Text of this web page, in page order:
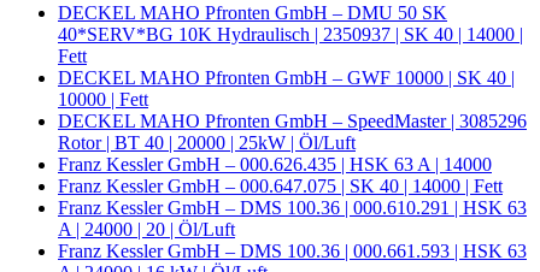
DECKEL MAHO Pfronten GmbH – DMU 50 SK
40*SERV*BG 10K Hydraulisch | 2350937 | SK 40 | 14000 |
Fett
DECKEL MAHO Pfronten GmbH – GWF 10000 | SK 40 |
10000 | Fett
DECKEL MAHO Pfronten GmbH – SpeedMaster | 3085296
Rotor | BT 40 | 20000 | 25kW | Öl/Luft
Franz Kessler GmbH – 000.626.435 | HSK 63 A | 14000
Franz Kessler GmbH – 000.647.075 | SK 40 | 14000 | Fett
Franz Kessler GmbH – DMS 100.36 | 000.610.291 | HSK 63
A | 24000 | 20 | Öl/Luft
Franz Kessler GmbH – DMS 100.36 | 000.661.593 | HSK 63